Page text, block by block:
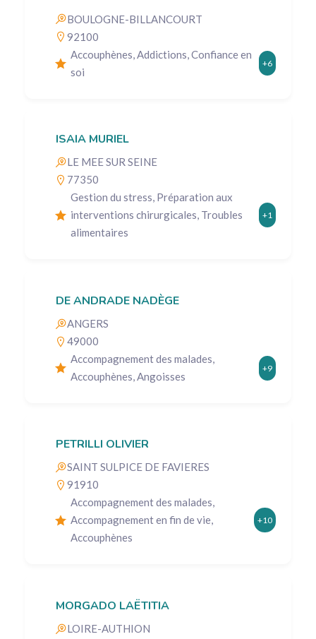
BOULOGNE-BILLANCOURT
92100
Accouphènes, Addictions, Confiance en
soi
+6
ISAIA MURIEL
LE MEE SUR SEINE
77350
Gestion du stress, Préparation aux
interventions chirurgicales, Troubles
alimentaires
+1
DE ANDRADE NADÈGE
ANGERS
49000
Accompagnement des malades,
Accouphènes, Angoisses
+9
PETRILLI OLIVIER
SAINT SULPICE DE FAVIERES
91910
Accompagnement des malades,
Accompagnement en fin de vie,
Accouphènes
+10
MORGADO LAËTITIA
LOIRE-AUTHION